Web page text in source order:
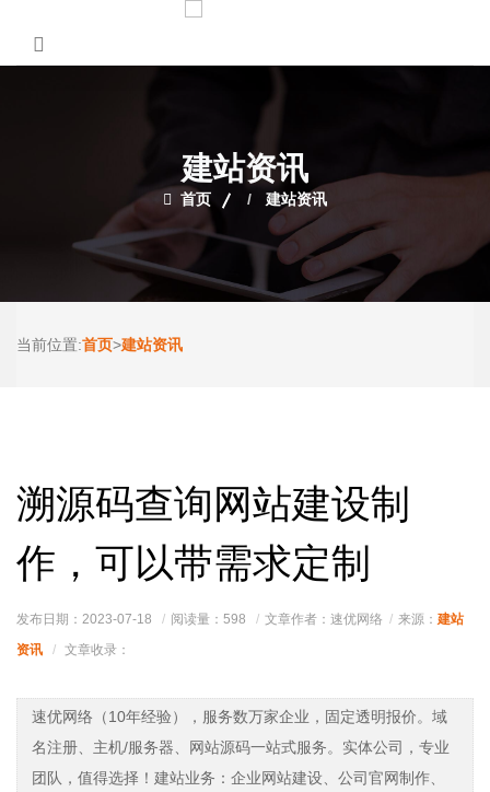
建站资讯
首页 建站资讯
当前位置:首页>建站资讯
溯源码查询网站建设制
作，可以带需求定制
发布日期：2023-07-18 阅读量： 598 文章作者：速优网络 来源： 建站
资讯
文章收录：
速优网络（10年经验），服务数万家企业，固定透明报价。域
名注册、主机/服务器、网站源码一站式服务。实体公司，专业
团队，值得选择！建站业务：企业网站建设、公司官网制作、